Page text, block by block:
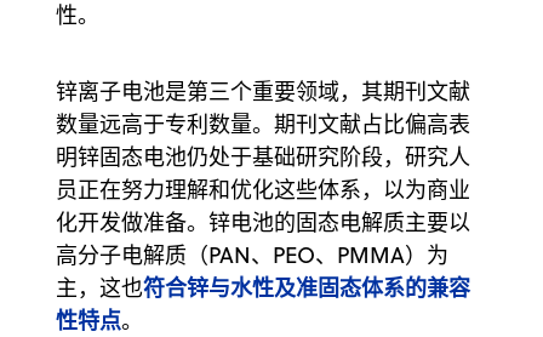
性。
锌离子电池是第三个重要领域，其期刊文献
数量远高于专利数量。期刊文献占比偏高表
明锌固态电池仍处于基础研究阶段，研究人
员正在努力理解和优化这些体系，以为商业
化开发做准备。锌电池的固态电解质主要以
高分子电解质（PAN、PEO、PMMA）为
主，这也符合锌与水性及准固态体系的兼容
性特点。